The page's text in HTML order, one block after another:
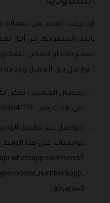
قد يرغب العديد من العملاء
نايس السعودية، من أجل
المقترحات أو لبعض
التواصل بين العميل وخدمة
الاتصال المباشر : يمكن
على هذا الرقم : 8003041113 .
التواصل عبر تطبيق
الواتساب على هذا الرابط
send/?
absent=0 .